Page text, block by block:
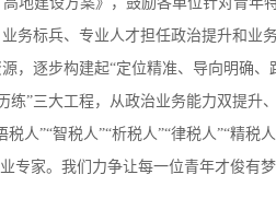
务标兵、专业人才担任政治提升和业
， 逐步构建起“定位精准、导向明确、
练”三大工程，从政治业务能力双提升
税人”“智税人”“析税人”“律税人”“精税
专家。 我们力争让每一位青年才俊有